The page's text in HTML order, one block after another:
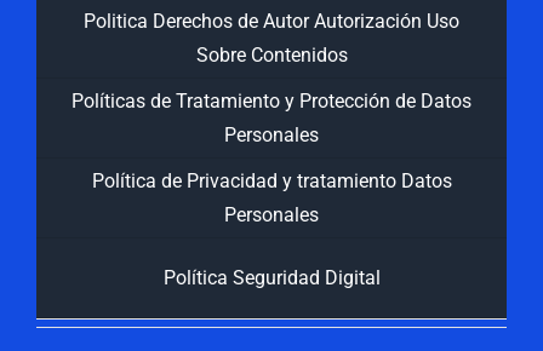
Politica Derechos de Autor Autorización Uso
Sobre Contenidos
Políticas de Tratamiento y Protección de Datos
Personales
Política de Privacidad y tratamiento Datos
Personales
Política Seguridad Digital